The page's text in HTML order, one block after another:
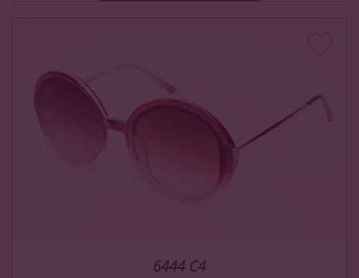
6444 C4